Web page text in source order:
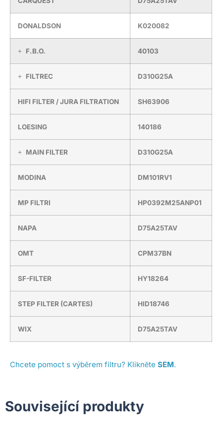
DONALDSON K020082
F.B.O. 40103
FILTREC D310G25A
HIFI FILTER / JURA FILTRATION SH63906
LOESING 140186
MAIN FILTER D310G25A
MODINA DM101RV1
MP FILTRI HP0392M25ANP01
NAPA D75A25TAV
OMT CPM37BN
SF-FILTER HY18264
STEP FILTER (CARTES) HID18746
WIX D75A25TAV
Chcete pomoct s výběrem filtru? Klikněte SEM.
Související produkty